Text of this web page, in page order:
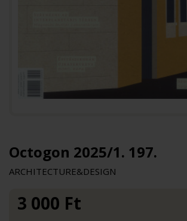
Octogon 2025/1. 197.
ARCHITECTURE&DESIGN
3 000 Ft